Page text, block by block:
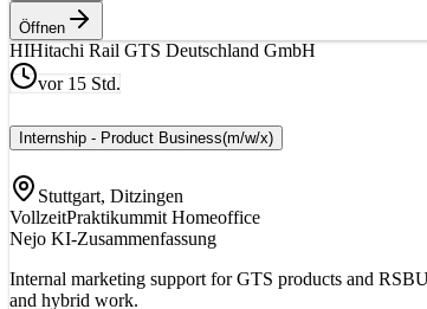
Öffnen
HIHitachi Rail GTS Deutschland GmbH
vor 15 Std.
Internship - Product Business(m/w/x)
Stuttgart, Ditzingen
VollzeitPraktikummit Homeoffice
Nejo KI-Zusammenfassung
Internal marketing support for GTS products and
and hybrid work.